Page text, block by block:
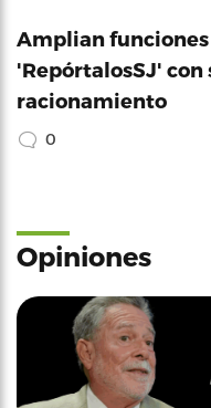
Amplian
'RepórtalosSJ' con
racionamiento
0
Opiniones